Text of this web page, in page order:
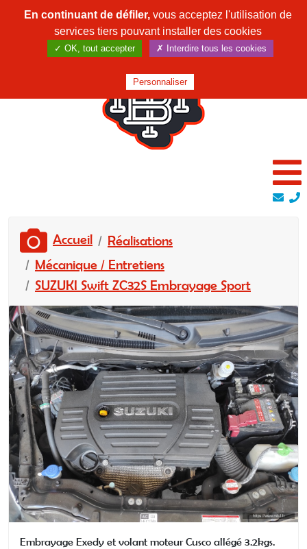
Accueil
Réalisations
Mécanique / Entretiens
SUZUKI Swift ZC32S Embrayage Sport
Embrayage Exedy et volant moteur Cusco allégé 3.2kgs.
En continuant de défiler,vous acceptez l'utilisation de
services tiers pouvant installer des cookies
✓ OK, tout accepter ✗ Interdire tous les cookies
Personnaliser